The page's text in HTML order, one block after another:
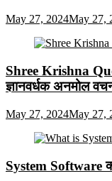
May 27, 2024May 27,
Shree Krishna
ज्ञानवर्धक अनमोल
May 27, 2024May 27,
System Software